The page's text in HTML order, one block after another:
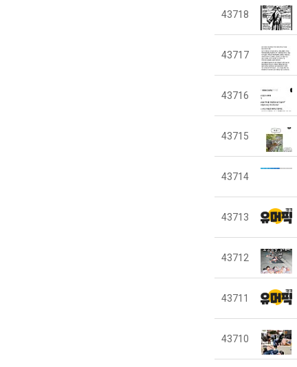
43718
43717
43716
43715
43714
43713
43712
43711
43710